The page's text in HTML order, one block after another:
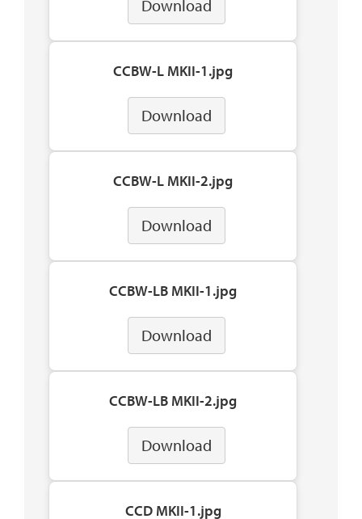
Download
CCBW-L MKII-1.jpg
Download
CCBW-L MKII-2.jpg
Download
CCBW-LB MKII-1.jpg
Download
CCBW-LB MKII-2.jpg
Download
CCD MKII-1.jpg